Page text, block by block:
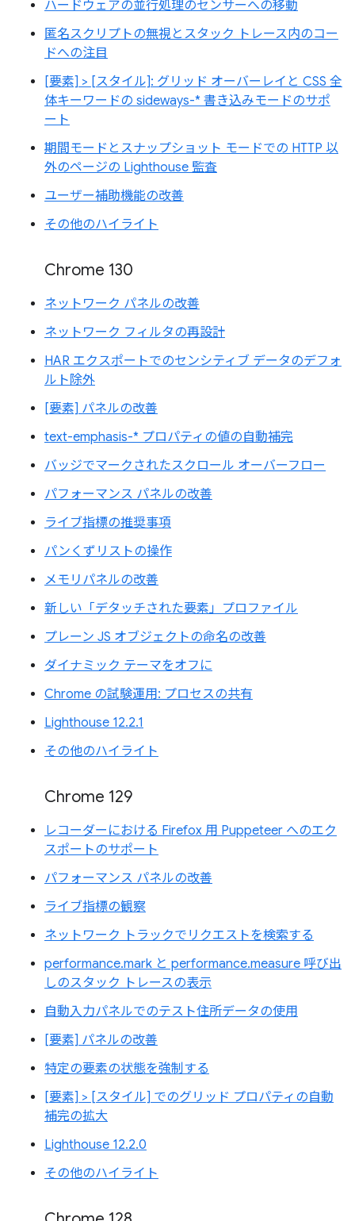
ハードウェアの並行処理のセンサーへの移動
匿名スクリプトの無視とスタック トレース内のコー
ドへの注目
[要素] > [スタイル]: グリッド オーバーレイと CSS 全
体キーワードの sideways-* 書き込みモードのサポ
ート
期間モードとスナップショット モードでの HTTP 以
外のページの Lighthouse 監査
ユーザー補助機能の改善
その他のハイライト
Chrome 130
ネットワーク パネルの改善
ネットワーク フィルタの再設計
HAR エクスポートでのセンシティブ データのデフォ
ルト除外
[要素] パネルの改善
text-emphasis-* プロパティの値の自動補完
バッジでマークされたスクロール オーバーフロー
パフォーマンス パネルの改善
ライブ指標の推奨事項
パンくずリストの操作
メモリパネルの改善
新しい「デタッチされた要素」プロファイル
プレーン JS オブジェクトの命名の改善
ダイナミック テーマをオフに
Chrome の試験運用: プロセスの共有
Lighthouse 12.2.1
その他のハイライト
Chrome 129
レコーダーにおける Firefox 用 Puppeteer へのエク
スポートのサポート
パフォーマンス パネルの改善
ライブ指標の観察
ネットワーク トラックでリクエストを検索する
performance.mark と performance.measure 呼び出
しのスタック トレースの表示
自動入力パネルでのテスト住所データの使用
[要素] パネルの改善
特定の要素の状態を強制する
[要素] > [スタイル] でのグリッド プロパティの自動
補完の拡大
Lighthouse 12.2.0
その他のハイライト